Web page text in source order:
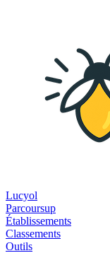
Lucyol
Parcoursup
Établissements
Classements
Outils